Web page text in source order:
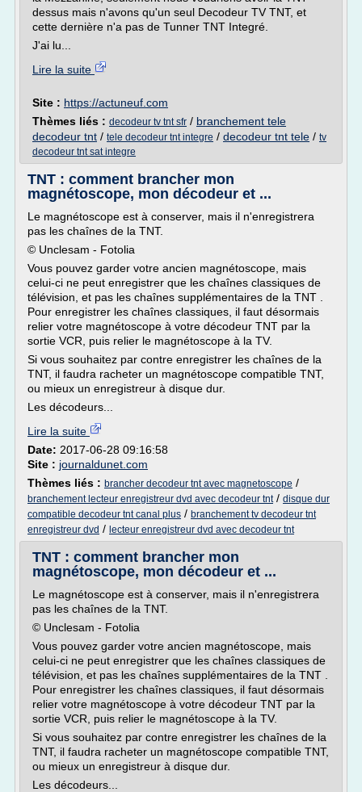
dessus mais n'avons qu'un seul Decodeur TV TNT, et
cette dernière n'a pas de Tunner TNT Integré.
J'ai lu...
Lire la suite
Site : https://actuneuf.com
Thèmes liés : decodeur tv tnt sfr / branchement tele
decodeur tnt / tele decodeur tnt integre / decodeur tnt tele / tv
decodeur tnt sat integre
TNT : comment brancher mon
magnétoscope, mon décodeur et ...
Le magnétoscope est à conserver, mais il n'enregistrera
pas les chaînes de la TNT.
© Unclesam - Fotolia
Vous pouvez garder votre ancien magnétoscope, mais
celui-ci ne peut enregistrer que les chaînes classiques de
télévision, et pas les chaînes supplémentaires de la TNT .
Pour enregistrer les chaînes classiques, il faut désormais
relier votre magnétoscope à votre décodeur TNT par la
sortie VCR, puis relier le magnétoscope à la TV.
Si vous souhaitez par contre enregistrer les chaînes de la
TNT, il faudra racheter un magnétoscope compatible TNT,
ou mieux un enregistreur à disque dur.
Les décodeurs...
Lire la suite
Date: 2017-06-28 09:16:58
Site : journaldunet.com
Thèmes liés : brancher decodeur tnt avec magnetoscope /
branchement lecteur enregistreur dvd avec decodeur tnt/ disque dur
compatible decodeur tnt canal plus / branchement tv decodeur tnt
enregistreur dvd / lecteur enregistreur dvd avec decodeur tnt
TNT : comment brancher mon
magnétoscope, mon décodeur et ...
Le magnétoscope est à conserver, mais il n'enregistrera
pas les chaînes de la TNT.
© Unclesam - Fotolia
Vous pouvez garder votre ancien magnétoscope, mais
celui-ci ne peut enregistrer que les chaînes classiques de
télévision, et pas les chaînes supplémentaires de la TNT .
Pour enregistrer les chaînes classiques, il faut désormais
relier votre magnétoscope à votre décodeur TNT par la
sortie VCR, puis relier le magnétoscope à la TV.
Si vous souhaitez par contre enregistrer les chaînes de la
TNT, il faudra racheter un magnétoscope compatible TNT,
ou mieux un enregistreur à disque dur.
Les décodeurs...